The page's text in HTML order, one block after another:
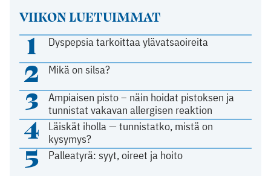
VIIKON LUETUIMMAT
1 Dyspepsia tarkoittaa ylävatsaoireita
2 Mikä on silsa?
3
Ampiaisen pisto – näin hoidat pistoksen ja
tunnistat vakavan allergisen reaktion
4
Läiskät iholla — tunnistatko, mistä on
kysymys?
5 Palleatyrä: syyt, oireet ja hoito